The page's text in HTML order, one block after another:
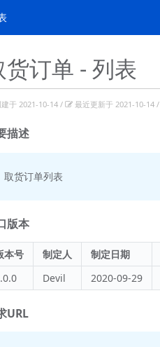
货订单 - 列表
于 2021-10-14 / 最近更新于 2021-10-14 /
描述
取货订单列表
版本
本号 制定人 制定日期
Devil 2020-09-29
URL